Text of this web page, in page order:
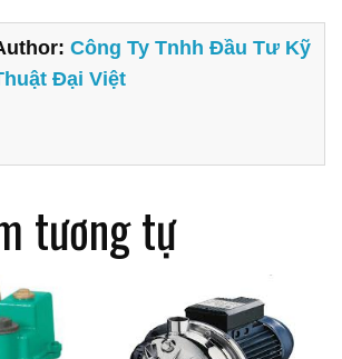
Công Ty Tnhh Đầu Tư Kỹ
Đại Việt
tương tự